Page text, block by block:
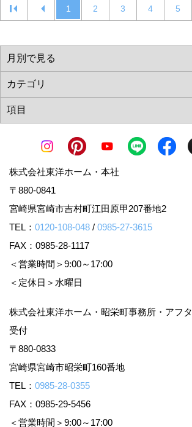
1 2 3 4 5
株式会社東洋ホーム・本社
〒880-0841
宮崎県宮崎市吉村町江田原甲207番地2
TEL： 0120-108-048 / 0985-27-3615
FAX：0985-28-1117
＜営業時間＞9:00～17:00
＜定休日＞水曜日
株式会社東洋ホーム・昭栄町事務所・アフ
受付
〒880-0833
宮崎県宮崎市昭栄町160番地
TEL： 0985-28-0355
FAX：0985-29-5456
＜営業時間＞9:00～17:00